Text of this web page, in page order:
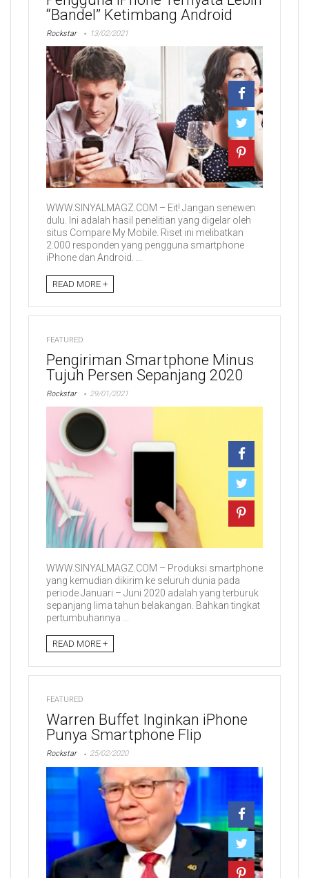
“Bandel” Ketimbang Android
Rockstar 13/02/2021
WWW.SINYALMAGZ.COM – Eit! Jangan senewen
dulu. Ini adalah hasil penelitian yang digelar oleh
situs Compare My Mobile. Riset ini melibatkan
2.000 responden yang pengguna smartphone
iPhone dan Android. ...
READ MORE +
FEATURED
Pengiriman Smartphone Minus
Tujuh Persen Sepanjang 2020
Rockstar 29/01/2021
WWW.SINYALMAGZ.COM – Produksi smartphone
yang kemudian dikirim ke seluruh dunia pada
periode Januari – Juni 2020 adalah yang terburuk
sepanjang lima tahun belakangan. Bahkan tingkat
pertumbuhannya ...
READ MORE +
FEATURED
Warren Buffet Inginkan iPhone
Punya Smartphone Flip
Rockstar 25/02/2020